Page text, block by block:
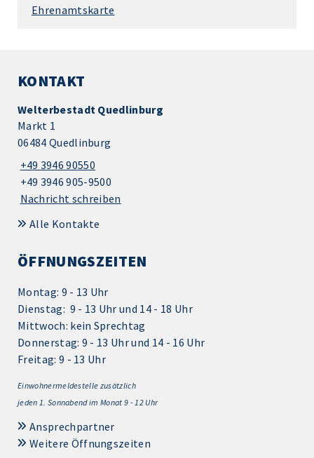
Ehrenamtskarte
KONTAKT
Welterbestadt Quedlinburg
Markt 1
06484 Quedlinburg
+49 3946 90550
+49 3946 905-9500
Nachricht schreiben
Alle Kontakte
ÖFFNUNGSZEITEN
Montag: 9 - 13 Uhr
Dienstag: 9 - 13 Uhr und 14 - 18 Uhr
Mittwoch: kein Sprechtag
Donnerstag: 9 - 13 Uhr und 14 - 16 Uhr
Freitag: 9 - 13 Uhr
Einwohnermeldestelle zusätzlich
jeden 1. Sonnabend im Monat 9 - 12 Uhr
Ansprechpartner
Weitere Öffnungszeiten